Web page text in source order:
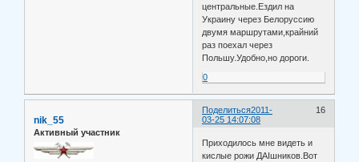
центральные.Ездил на
Украину через Белоруссию
двумя маршрутами,крайний
раз поехал через
Польшу.Удобно,но дороги.
0
Поделиться 16
2011-
03-25 14:07:08
nik_55
Активный участник
Приходилось мне видеть и
кислые рожи ДАIшников.Вот